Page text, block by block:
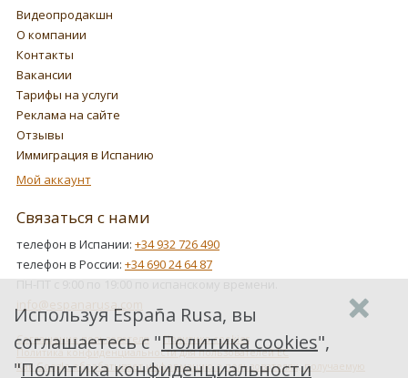
Видеопродакшн
О компании
Контакты
Вакансии
Тарифы на услуги
Реклама на сайте
Отзывы
Иммиграция в Испанию
Мой аккаунт
Связаться с нами
телефон в Испании: +34 932 726 490
телефон в России: +34 690 24 64 87
ПН-ПТ с 9:00 по 19:00 по испанскому времени.
info@espanarusa.com
Соглашение пользователя
Политика cookies
Политика конфиденциальности для пользователей ЕС
Как Google обрабатывает информацию о пользователях, получаемую
Используя España Rusa, вы
соглашаетесь с "Политика cookies",
"Политика конфиденциальности